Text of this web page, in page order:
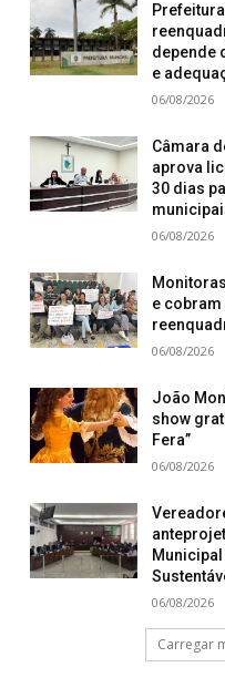
depende
e
06/08/2026
Câmara
aprova
30 dias
06/08/2026
e
06/08/2026
João
show
Fera”
06/08/2026
06/08/2026
Carregar